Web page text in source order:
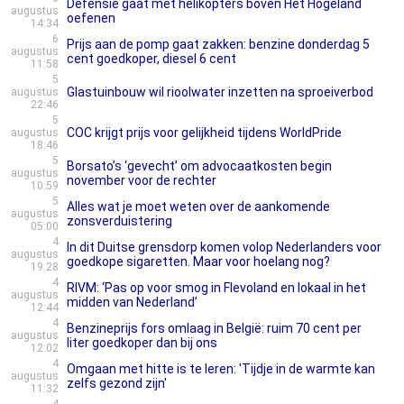
augustus
14:34
Defensie gaat met helikopters boven Het Hogeland
oefenen
6
augustus
11:58
Prijs aan de pomp gaat zakken: benzine donderdag 5
cent goedkoper, diesel 6 cent
5
augustus
22:46
Glastuinbouw wil rioolwater inzetten na sproeiverbod
5
augustus
18:46
COC krijgt prijs voor gelijkheid tijdens WorldPride
5
augustus
10:59
Borsato’s ‘gevecht’ om advocaatkosten begin
november voor de rechter
5
augustus
05:00
Alles wat je moet weten over de aankomende
zonsverduistering
4
augustus
19:28
In dit Duitse grensdorp komen volop Nederlanders voor
goedkope sigaretten. Maar voor hoelang nog?
4
augustus
12:44
RIVM: ‘Pas op voor smog in Flevoland en lokaal in het
midden van Nederland’
4
augustus
12:02
Benzineprijs fors omlaag in België: ruim 70 cent per
liter goedkoper dan bij ons
4
augustus
11:32
Omgaan met hitte is te leren: 'Tijdje in de warmte kan
zelfs gezond zijn'